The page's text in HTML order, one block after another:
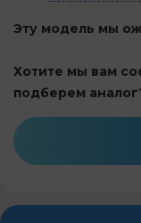
Эту модель мы
Хотите мы вам
подберем